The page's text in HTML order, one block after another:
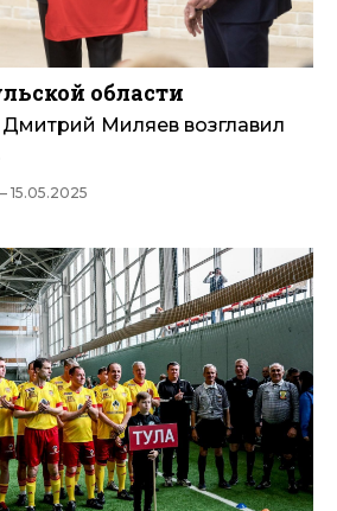
области
Дмитрий Миляев возглавил
15.05.2025